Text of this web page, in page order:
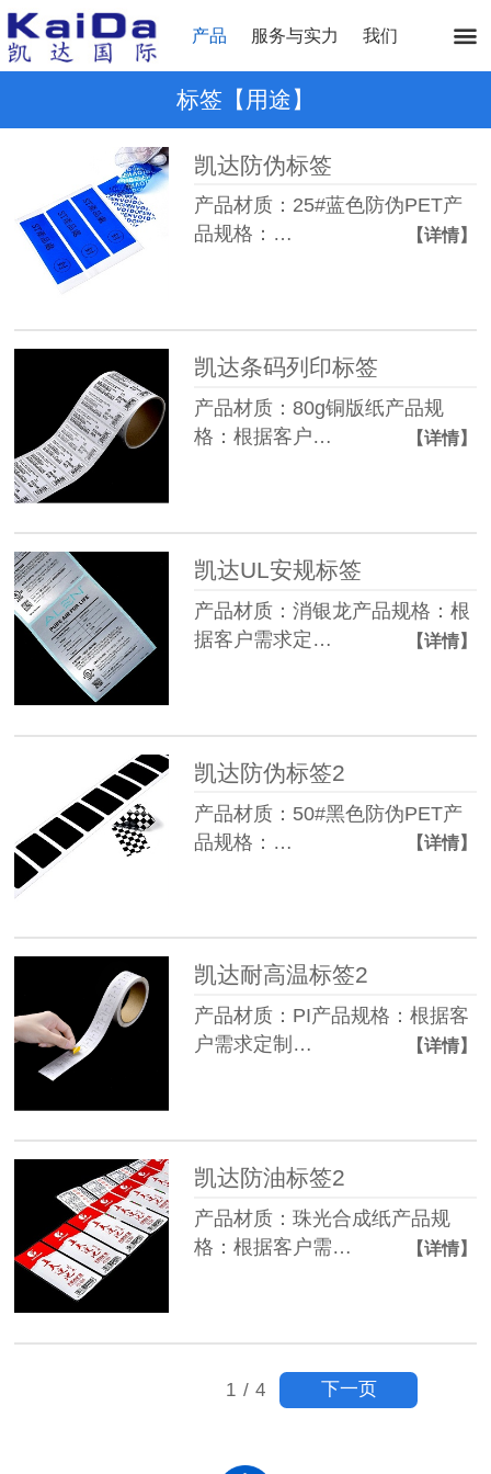
产品 服务与实力 我们
标签【用途】
凯达防伪标签
产品材质：25#蓝色防伪PET产
品规格：…
【详情】
凯达条码列印标签
产品材质：80g铜版纸产品规
格：根据客户…
【详情】
凯达UL安规标签
产品材质：消银龙产品规格：根
据客户需求定…
【详情】
凯达防伪标签2
产品材质：50#黑色防伪PET产
品规格：…
【详情】
凯达耐高温标签2
产品材质：PI产品规格：根据客
户需求定制…
【详情】
凯达防油标签2
产品材质：珠光合成纸产品规
格：根据客户需…
【详情】
1 / 4 下一页